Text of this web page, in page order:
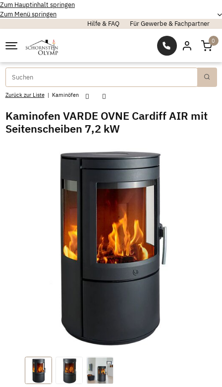
Zum Hauptinhalt springen
Zum Menü springen
Hilfe & FAQ
Für Gewerbe & Fachpartner
0
Zurück zur Liste Kaminöfen
Kaminofen VARDE OVNE Cardiff AIR mit
Seitenscheiben 7,2 kW